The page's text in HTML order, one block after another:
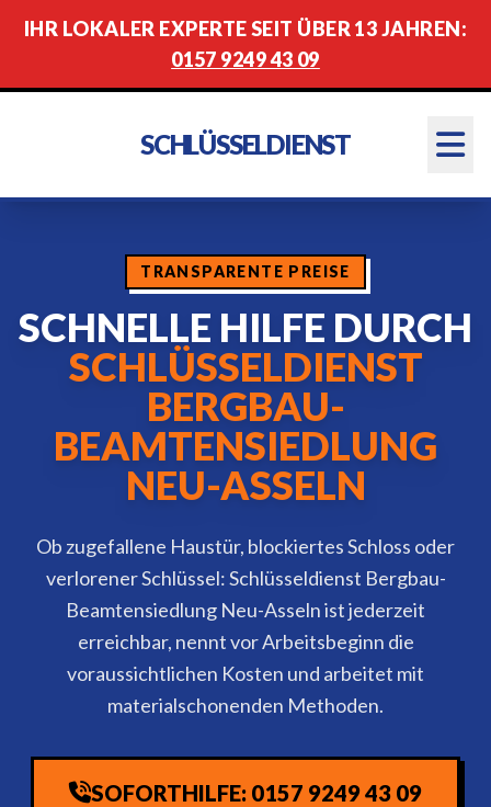
IHR LOKALER EXPERTE SEIT ÜBER 13 JAHREN:
0157 9249 43 09
SCHLÜSSELDIENST
TRANSPARENTE PREISE
SCHNELLE HILFE DURCH
SCHLÜSSELDIENST
BERGBAU-
BEAMTENSIEDLUNG
NEU-ASSELN
Ob zugefallene Haustür, blockiertes Schloss oder
verlorener Schlüssel: Schlüsseldienst Bergbau-
Beamtensiedlung Neu-Asseln ist jederzeit
erreichbar, nennt vor Arbeitsbeginn die
voraussichtlichen Kosten und arbeitet mit
materialschonenden Methoden.
SOFORTHILFE: 0157 9249 43 09